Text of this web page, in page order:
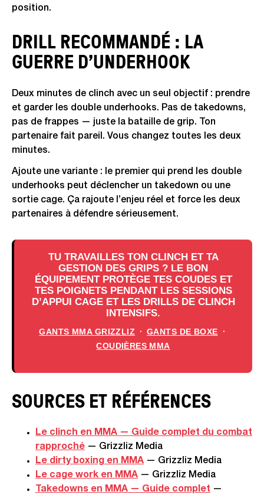
position.
DRILL RECOMMANDÉ : LA
GUERRE D’UNDERHOOK
Deux minutes de clinch avec un seul objectif : prendre
et garder les double underhooks. Pas de takedowns,
pas de frappes — juste la bataille de grip. Ton
partenaire fait pareil. Vous changez toutes les deux
minutes.
Ajoute une variante : le premier qui prend les double
underhooks peut déclencher un takedown ou une
sortie cage. Ça rajoute l’enjeu réel et force les deux
partenaires à défendre sérieusement.
TU TRAVAILLES TON CLINCH ET TA
GESTION DES GRIPS ? LE BON
ÉQUIPEMENT PROTÈGE TES COUDES ET
TES POIGNETS PENDANT LES SESSIONS
D’APPUI CAGE ET LES DRILLS DE CLINCH
INTENSIFS.
GANTS MMA GRIZZLIZ · GANTS DE BOXE ·
COUDIÈRES MMA
SOURCES ET RÉFÉRENCES
Le clinch en MMA — Guide complet du combat
rapproché — Grizzliz Media
Le dirty boxing en MMA — Grizzliz Media
Le cage work en MMA — Grizzliz Media
Takedowns en MMA — Guide complet —